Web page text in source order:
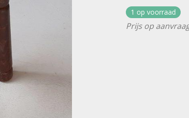
1 op voorraad
Prijs op